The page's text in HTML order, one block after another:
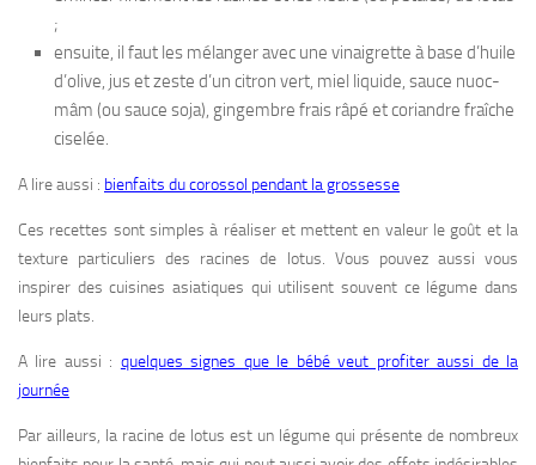
;
ensuite, il faut les mélanger avec une vinaigrette à base d’huile
d’olive, jus et zeste d’un citron vert, miel liquide, sauce nuoc-
mâm (ou sauce soja), gingembre frais râpé et coriandre fraîche
ciselée.
A lire aussi : bienfaits du corossol pendant la grossesse
Ces recettes sont simples à réaliser et mettent en valeur le goût et la
texture particuliers des racines de lotus. Vous pouvez aussi vous
inspirer des cuisines asiatiques qui utilisent souvent ce légume dans
leurs plats.
A lire aussi : quelques signes que le bébé veut profiter aussi de la
journée
Par ailleurs, la racine de lotus est un légume qui présente de nombreux